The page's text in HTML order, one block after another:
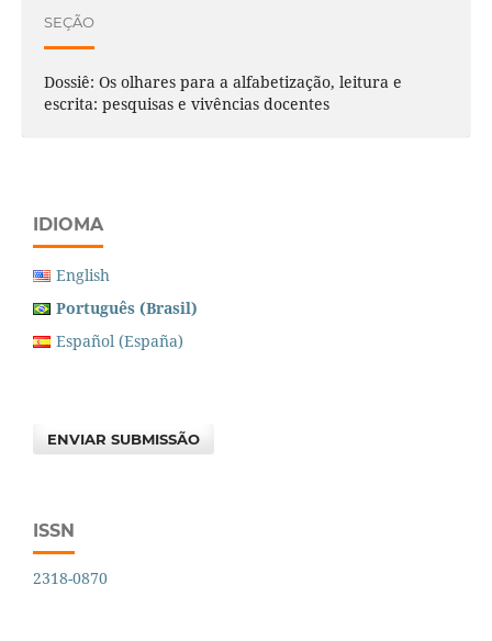
SEÇÃO
Dossiê: Os olhares para a alfabetização, leitura e
escrita: pesquisas e vivências docentes
IDIOMA
English
Português (Brasil)
Español (España)
ENVIAR SUBMISSÃO
ISSN
2318-0870